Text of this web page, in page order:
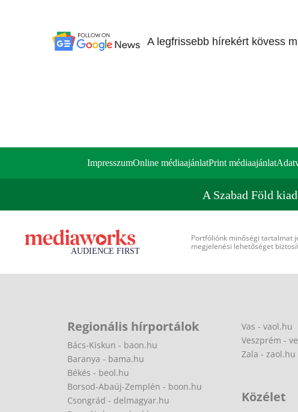
A legfrissebb hírekért kövess
ImpresszumOnline médiaajánlatPrint médiaajánlat
A Szabad Föld
Portfóliónk minőségi tartalmat
megjelenési lehetőséget
Regionális hírportálok
Bács-Kiskun - baon.hu
Baranya - bama.hu
Békés - beol.hu
Borsod-Abaúj-Zemplén - boon.hu
Csongrád - delmagyar.hu
Vas - vaol.hu
Veszprém -
Zala - zaol.hu
Közélet